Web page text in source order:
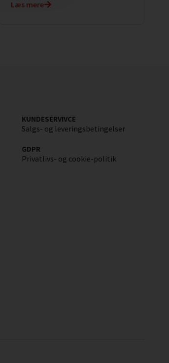
Læs mere
KUNDESERVIVCE
Salgs- og leveringsbetingelser
GDPR
Privatlivs- og cookie-politik